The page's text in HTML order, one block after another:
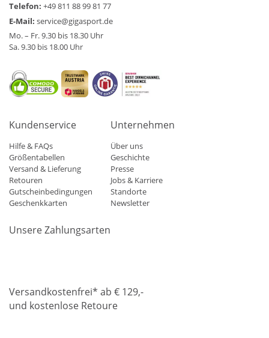
Telefon: +49 811 88 99 81 77
E-Mail: service@gigasport.de
Mo. – Fr. 9.30 bis 18.30 Uhr
Sa. 9.30 bis 18.00 Uhr
Kundenservice
Hilfe & FAQs
Größentabellen
Versand & Lieferung
Retouren
Gutscheinbedingungen
Geschenkkarten
Unternehmen
Über uns
Geschichte
Presse
Jobs & Karriere
Standorte
Newsletter
Unsere Zahlungsarten
Versandkostenfrei* ab € 129,-
und kostenlose Retoure